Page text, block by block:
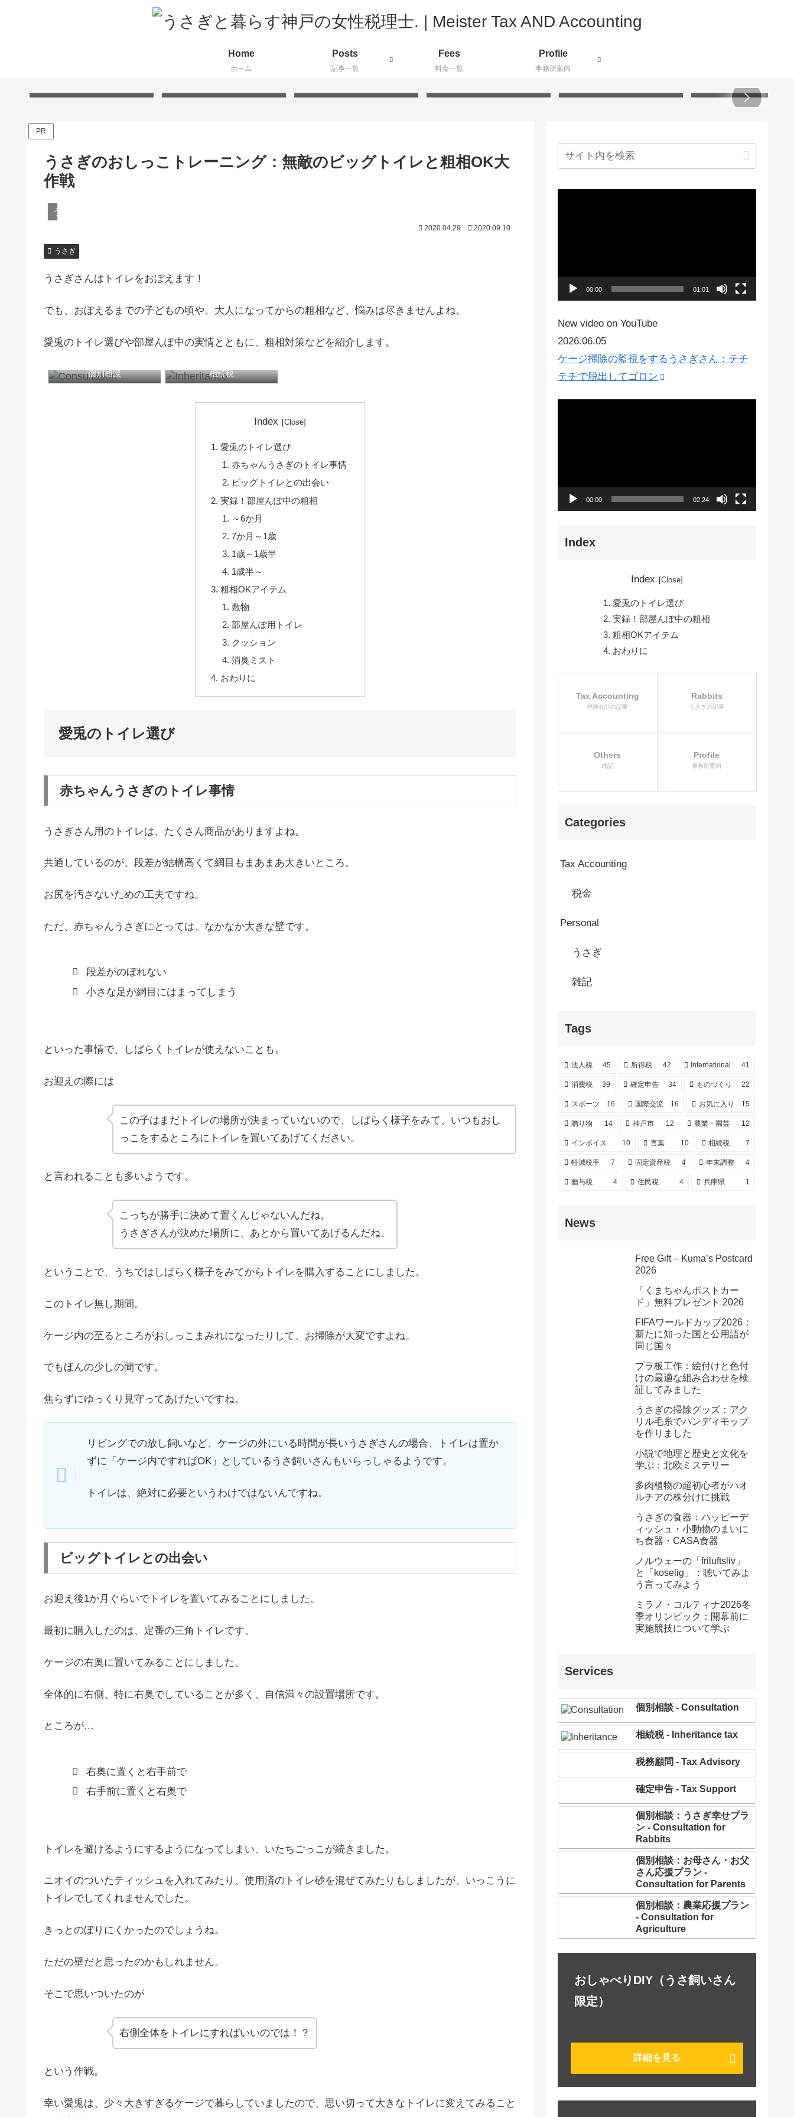
Home
ホーム
Posts
記事一覧
Fees
料金一覧
Profile
事務所案内
「くまちゃんポストカード」
FIFAワールドカップ2026：
じ国々
プラ板工作：絵付けと色付け
てみました
うさぎの掃除グッズ：アクリ
りました
PR
うさぎのおしっこトレーニング：無敵のビッグトイレと粗相OK大
作戦
うさぎ
2020.04.29 2020.09.10
うさぎ
うさぎさんはトイレをおぼえます！
でも、おぼえるまでの子どもの頃や、大人になってからの粗相など、悩みは尽きませんよね。
愛兎のトイレ選びや部屋んぽ中の実情とともに、粗相対策などを紹介します。
個別相談 相続税
Index
愛兎のトイレ選び
赤ちゃんうさぎのトイレ事情
ビッグトイレとの出会い
実録！部屋んぽ中の粗相
～6か月
7か月～1歳
1歳～1歳半
1歳半～
粗相OKアイテム
敷物
部屋んぽ用トイレ
クッション
消臭ミスト
おわりに
愛兎のトイレ選び
赤ちゃんうさぎのトイレ事情
うさぎさん用のトイレは、たくさん商品がありますよね。
共通しているのが、段差が結構高くて網目もまあまあ大きいところ。
お尻を汚さないための工夫ですね。
ただ、赤ちゃんうさぎにとっては、なかなか大きな壁です。
段差がのぼれない
小さな足が網目にはまってしまう
といった事情で、しばらくトイレが使えないことも。
お迎えの際には
この子はまだトイレの場所が決まっていないので、しばらく様子をみて、いつもおし
っこをするところにトイレを置いてあげてください。
と言われることも多いようです。
こっちが勝手に決めて置くんじゃないんだね。
うさぎさんが決めた場所に、あとから置いてあげるんだね。
ということで、うちではしばらく様子をみてからトイレを購入することにしました。
このトイレ無し期間。
ケージ内の至るところがおしっこまみれになったりして、お掃除が大変ですよね。
でもほんの少しの間です。
焦らずにゆっくり見守ってあげたいですね。
リビングでの放し飼いなど、ケージの外にいる時間が長いうさぎさんの場合、トイレは置か
ずに「ケージ内ですればOK」としているうさ飼いさんもいらっしゃるようです。
トイレは、絶対に必要というわけではないんですね。
ビッグトイレとの出会い
お迎え後1か月ぐらいでトイレを置いてみることにしました。
最初に購入したのは、定番の三角トイレです。
ケージの右奥に置いてみることにしました。
全体的に右側、特に右奥でしていることが多く、自信満々の設置場所です。
ところが…
右奥に置くと右手前で
右手前に置くと右奥で
トイレを避けるようにするようになってしまい、いたちごっこが続きました。
ニオイのついたティッシュを入れてみたり、使用済のトイレ砂を混ぜてみたりもしましたが、いっこうに
トイレでしてくれませんでした。
きっとのぼりにくかったのでしょうね。
ただの壁だと思ったのかもしれません。
そこで思いついたのが
右側全体をトイレにすればいいのでは！？
という作戦。
幸い愛兎は、少々大きすぎるケージで暮らしていましたので、思い切って大きなトイレに変えてみること
ー
00:00 01:01
New video on YouTube
2026.06.05
ケージ掃除の監視をするうさぎさん：テチ
テチで脱出してゴロン
ー
00:00 02:24
Index
Index
愛兎のトイレ選び
実録！部屋んぽ中の粗相
粗相OKアイテム
おわりに
Tax Accounting
税務会計の記事
Rabbits
うさぎの記事
Others
雑記
Profile
事務所案内
Categories
Tax Accounting
税金
Personal
うさぎ
雑記
Tags
法人税 45 所得税 42 International 41
消費税 39 確定申告 34 ものづくり 22
スポーツ 16 国際交流 16 お気に入り 15
贈り物 14 神戸市 12 農業・園芸 12
インボイス 10 言葉 10 相続税 7
軽減税率 7 固定資産税 4 年末調整 4
贈与税 4 住民税 4 兵庫県 1
News
Free Gift – Kuma’s Postcard
2026
「くまちゃんポストカー
ド」無料プレゼント 2026
FIFAワールドカップ2026：
新たに知った国と公用語が
同じ国々
プラ板工作：絵付けと色付
けの最適な組み合わせを検
証してみました
うさぎの掃除グッズ：アク
リル毛糸でハンディモップ
を作りました
小説で地理と歴史と文化を
学ぶ：北欧ミステリー
多肉植物の超初心者がハオ
ルチアの株分けに挑戦
うさぎの食器：ハッピーデ
ィッシュ・小動物のまいに
ち食器・CASA食器
ノルウェーの「friluftsliv」
と「koselig」：聴いてみよ
う言ってみよう
ミラノ・コルティナ2026冬
季オリンピック：開幕前に
実施競技について学ぶ
Services
個別相談 - Consultation
相続税 - Inheritance tax
税務顧問 - Tax Advisory
確定申告 - Tax Support
個別相談：うさぎ幸せプラ
ン - Consultation for
Rabbits
個別相談：お母さん・お父
さん応援プラン -
Consultation for Parents
個別相談：農業応援プラン
- Consultation for
Agriculture
おしゃべりDIY（うさ飼いさん
限定）
詳細を見る